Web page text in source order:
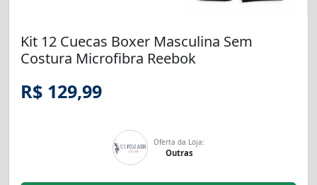
Kit 12 Cuecas Boxer Masculina Sem
Costura Microfibra Reebok
R$ 129,99
Oferta da Loja:
Outras